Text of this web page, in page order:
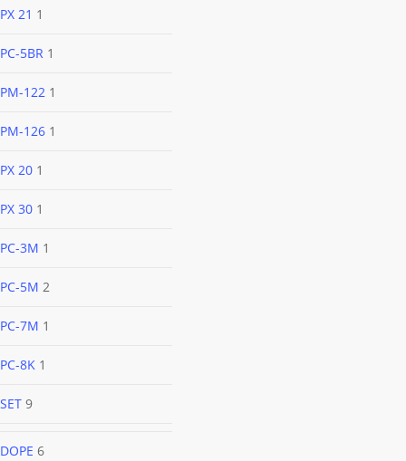
PX 21 1
PC-5BR 1
PM-122 1
PM-126 1
PX 20 1
PX 30 1
PC-3M 1
PC-5M 2
PC-7M 1
PC-8K 1
SET 9
DOPE 6